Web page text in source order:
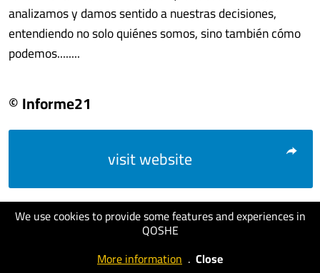
We use cookies to provide some features and experiences in
QOSHE
More information . Close
analizamos y damos sentido a nuestras decisiones,
entendiendo no solo quiénes somos, sino también cómo
podemos........
© Informe21
visit website